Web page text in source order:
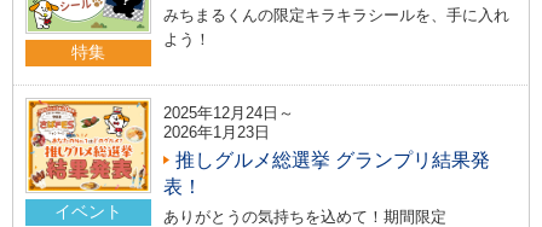
特集
みちまるくんの限定キラキラシールを、手に入れ
よう！
イベント
2025年12月24日～
2026年1月23日
推しグルメ総選挙 グランプリ結果発
表！
ありがとうの気持ちを込めて！期間限定